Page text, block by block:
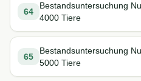
64
Bestandsuntersuchung
4000 Tiere
65
Bestandsuntersuchung
5000 Tiere